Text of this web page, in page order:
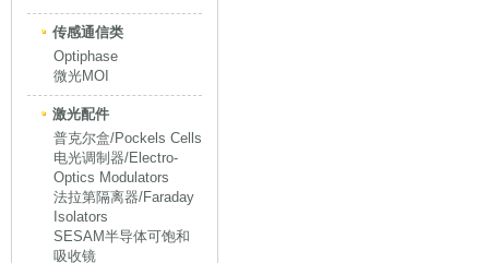
传感通信类
Optiphase
微光MOI
激光配件
普克尔盒/Pockels Cells
电光调制器/Electro-
Optics Modulators
法拉第隔离器/Faraday
Isolators
SESAM半导体可饱和
吸收镜